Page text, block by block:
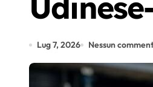
Lug 7, 2026 Nessun